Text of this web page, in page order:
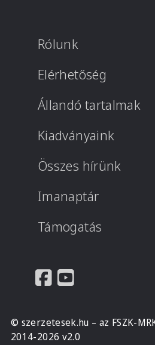
Rólunk
Elérhetőség
Állandó tartalmak
Kiadványaink
Összes hírünk
Imanaptár
Támogatás
© szerzetesek.hu – az FSZK-
2014-2026 v2.0